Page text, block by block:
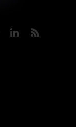
PinterestLinkedIn